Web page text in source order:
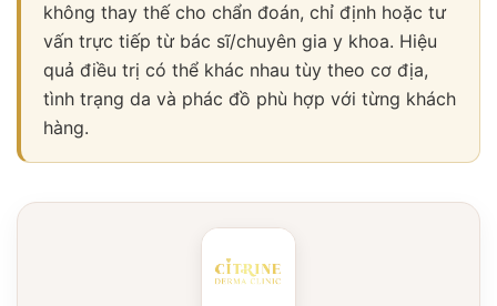
không thay thế cho chẩn đoán, chỉ định hoặc tư
vấn trực tiếp từ bác sĩ/chuyên gia y khoa. Hiệu
quả điều trị có thể khác nhau tùy theo cơ địa,
tình trạng da và phác đồ phù hợp với từng khách
hàng.